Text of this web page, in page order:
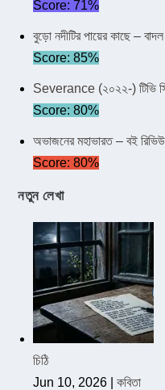
Score: 71%
বুড়ো নদীটির পায়ের কাছে –
Score: 85%
Severance (২০২২-) টিভি
Score: 80%
অভাজনের মহাভারত – বই রিভিউ
Score: 80%
নতুন লেখা
চিঠি
Jun 10, 2026| কবিতা